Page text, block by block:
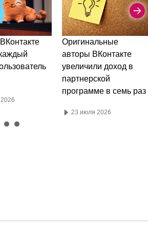
Оригинальные
авторы ВКонтакте
увеличили доход в
партнерской
программе в семь раз
23 июля 2026